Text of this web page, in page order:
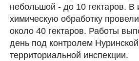
небольшой - до 10 гектаров. В
химическую обработку
около 40 гектаров. Работы
день под контролем
территориальной инспекции.